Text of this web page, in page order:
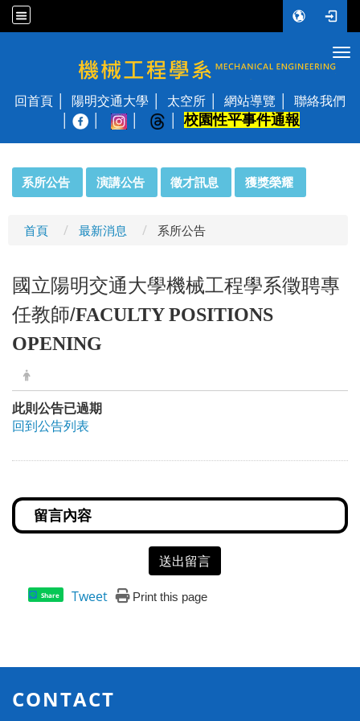
國立陽明交通大學 機械工程學系
回首頁 陽明交通大學 太空所 網站導覽
聯絡我們
校園性平事件通報
系所公告 演講公告 徵才訊息 獲獎榮耀
首頁 最新消息 系所公告
國立陽明交通大學機械工程學系徵聘專
任教師/FACULTY POSITIONS
OPENING
此則公告已過期
回到公告列表
送出留言
Share Tweet Print this page
CONTACT